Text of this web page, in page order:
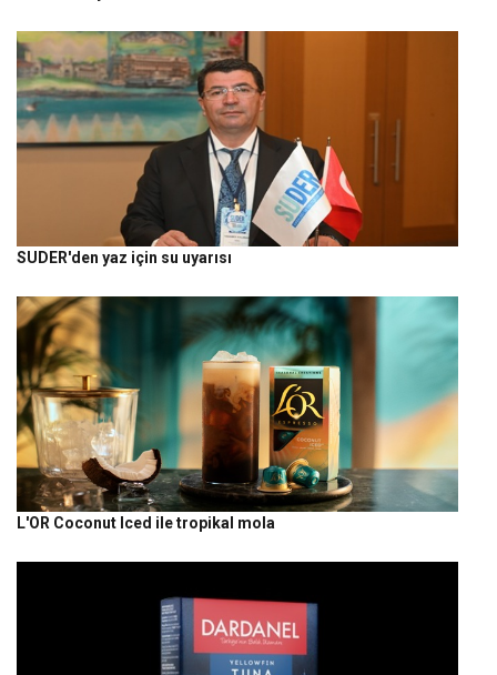
SUDER'den yaz için su uyarısı
L'OR Coconut Iced ile tropikal mola